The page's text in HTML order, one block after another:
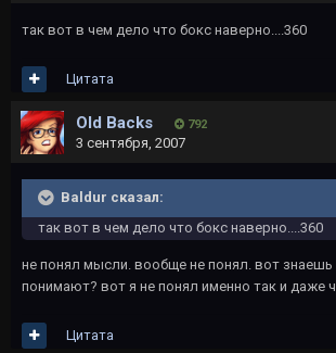
так вот в чем дело что бокс наверно....360
Цитата
Old Backs 792
3 сентября, 2007
Baldur сказал:
так вот в чем дело что бокс наверно....360
не понял мысли. вообще не понял. вот
понимают? вот я не понял именно так и даже
Цитата